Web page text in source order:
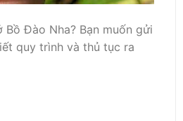
Đào Nha? Bạn muốn gửi
quy trình và thủ tục ra